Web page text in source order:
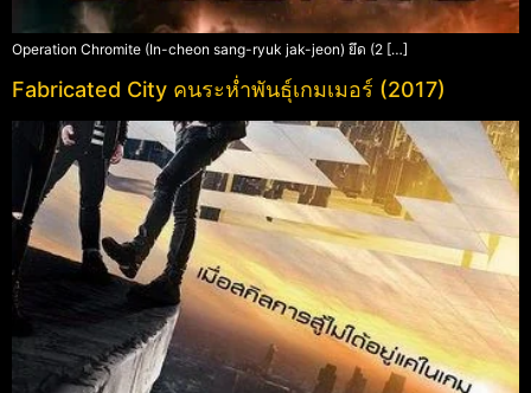
Operation Chromite (In-cheon sang-ryuk jak-jeon) ยึด (2 […]
Fabricated City คนระห่ำพันธุ์เกมเมอร์ (2017)